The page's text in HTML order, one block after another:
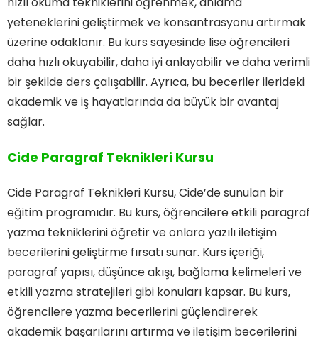
yeteneklerini geliştirmek ve konsantrasyonu artırmak
üzerine odaklanır. Bu kurs sayesinde lise öğrencileri
daha hızlı okuyabilir, daha iyi anlayabilir ve daha verimli
bir şekilde ders çalışabilir. Ayrıca, bu beceriler ilerideki
akademik ve iş hayatlarında da büyük bir avantaj
sağlar.
Cide Paragraf Teknikleri Kursu
Cide Paragraf Teknikleri Kursu, Cide’de sunulan bir
eğitim programıdır. Bu kurs, öğrencilere etkili paragraf
yazma tekniklerini öğretir ve onlara yazılı iletişim
becerilerini geliştirme fırsatı sunar. Kurs içeriği,
paragraf yapısı, düşünce akışı, bağlama kelimeleri ve
etkili yazma stratejileri gibi konuları kapsar. Bu kurs,
öğrencilere yazma becerilerini güçlendirerek
akademik başarılarını artırma ve iletişim becerilerini